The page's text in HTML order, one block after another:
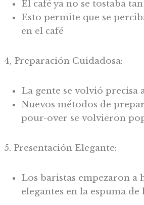
El café ya no se tostaba
Esto permite que se
en el café
4, Preparación Cuidadosa:
La gente se volvió precisa
Nuevos métodos de
pour-over se volvieron
5. Presentación Elegante:
Los baristas empezaron a
elegantes en la espuma de